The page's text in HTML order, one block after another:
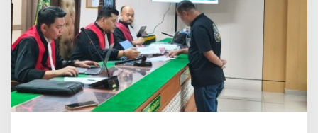
h
I
N
A
F
I
S
H
a